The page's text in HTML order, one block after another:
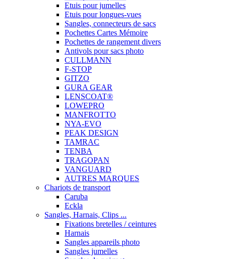
Etuis pour jumelles
Etuis pour longues-vues
Sangles, connecteurs de sacs
Pochettes Cartes Mémoire
Pochettes de rangement divers
Antivols pour sacs photo
CULLMANN
F-STOP
GITZO
GURA GEAR
LENSCOAT®
LOWEPRO
MANFROTTO
NYA-EVO
PEAK DESIGN
TAMRAC
TENBA
TRAGOPAN
VANGUARD
AUTRES MARQUES
Chariots de transport
Caruba
Eckla
Sangles, Harnais, Clips ...
Fixations bretelles / ceintures
Harnais
Sangles appareils photo
Sangles jumelles